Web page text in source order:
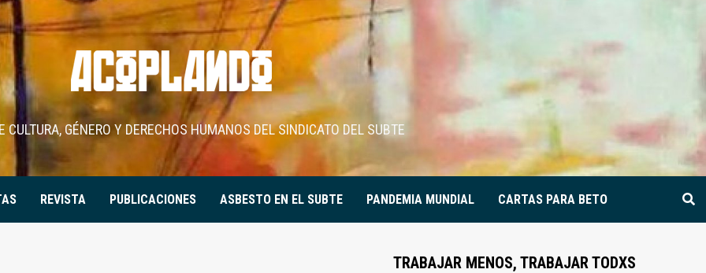
CULTURA, GÉNERO Y DERECHOS HUMANOS DEL SINDICATO DEL SUBTE
REVISTA PUBLICACIONES ASBESTO EN EL SUBTE PANDEMIA MUNDIAL CARTAS PARA BETO
TRABAJAR MENOS, TRABAJAR TODXS